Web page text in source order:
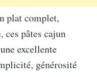
plat complet,
ces pâtes cajun
excellente
générosité